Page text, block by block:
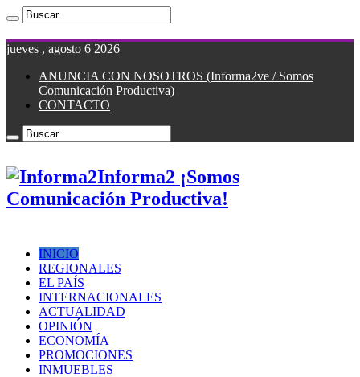
jueves , agosto 6 2026
ANUNCIA CON NOSOTROS (Informa2ve / Somos
Comunicación Productiva)
CONTACTO
Informa2 ¡Somos
Comunicación Productiva!
INICIO
REGIONALES
EL PAÍS
INTERNACIONALES
ACTUALIDAD
OPINIÓN
ECONOMÍA
PROMOCIONES
INMUEBLES